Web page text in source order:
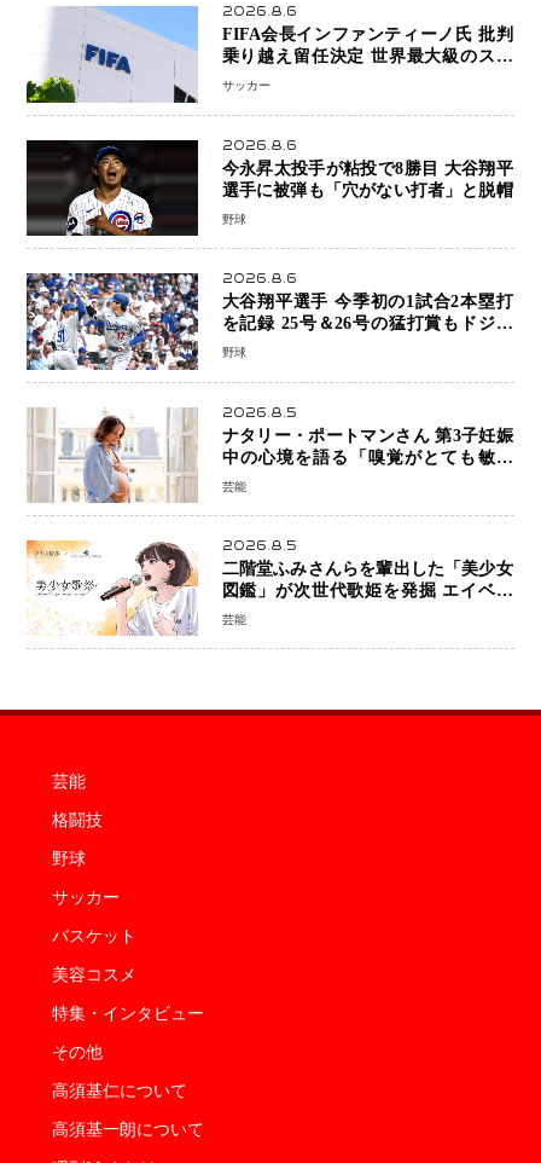
2026.8.6
FIFA会長インファンティーノ氏 批判
乗り越え留任決定 世界最大級のスポ
ーツ組織を支える「権威」は揺るがず
サッカー
2026.8.6
今永昇太投手が粘投で8勝目 大谷翔平
選手に被弾も「穴がない打者」と脱帽
野球
2026.8.6
大谷翔平選手 今季初の1試合2本塁打
を記録 25号＆26号の猛打賞もドジャ
ースは今季ワーストの6連敗
野球
2026.8.5
ナタリー・ポートマンさん 第3子妊娠
中の心境を語る「嗅覚がとても敏感
に」マタニティフォトも公開
芸能
2026.8.5
二階堂ふみさんらを輩出した「美少女
図鑑」が次世代歌姫を発掘 エイベッ
クスと「美少女歌祭2026」開催決定
芸能
芸能
格闘技
野球
サッカー
バスケット
美容コスメ
特集・インタビュー
その他
高須基仁について
高須基一朗について